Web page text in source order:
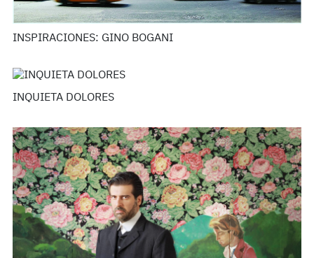
INSPIRACIONES: GINO BOGANI
INQUIETA DOLORES